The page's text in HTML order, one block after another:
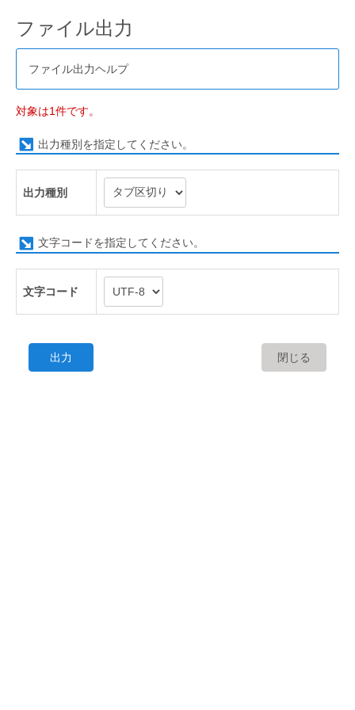
ファイル出力
ファイル出力ヘルプ
対象は1件です。
出力種別を指定してください。
出力種別
文字コードを指定してください。
文字コード